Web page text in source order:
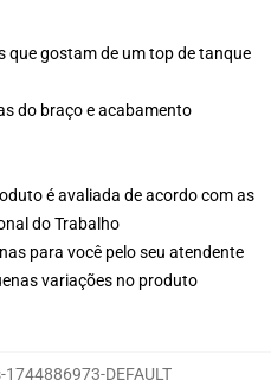
que gostam de um top de tanque
do braço e acabamento
é avaliada de acordo com as
do Trabalho
para você pelo seu atendente
variações no produto
DEFAULT